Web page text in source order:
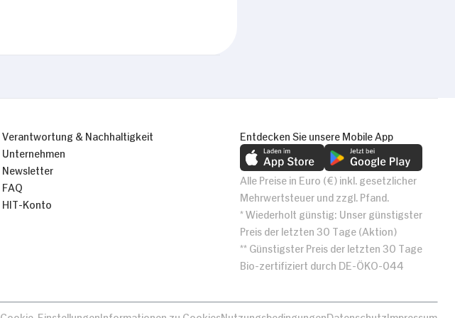
Verantwortung & Nachhaltigkeit
Unternehmen
Newsletter
FAQ
HIT-Konto
Entdecken Sie unsere Mobile App
Alle Preise in Euro (€) inkl. gesetzlicher
Mehrwertsteuer und zzgl. Pfand.
* Wiederholt günstig: Unser günstigster
Preis der letzten 30 Tage (Aktion)
** Günstigster Preis der letzten 30 Tage
Bio-zertifiziert durch DE-ÖKO-044